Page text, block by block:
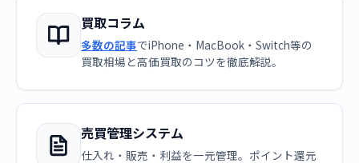
買取コラム
多数の記事でiPhone・MacBook・Switch等の
買取相場と高価買取のコツを徹底解説。
売買管理システム
仕入れ・販売・利益を一元管理。ポイント還元